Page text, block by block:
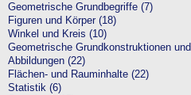
Geometrische Grundbegriffe (7)
Figuren und Körper (18)
Winkel und Kreis (10)
Geometrische Grundkonstruktionen und
Abbildungen (22)
Flächen- und Rauminhalte (22)
Statistik (6)